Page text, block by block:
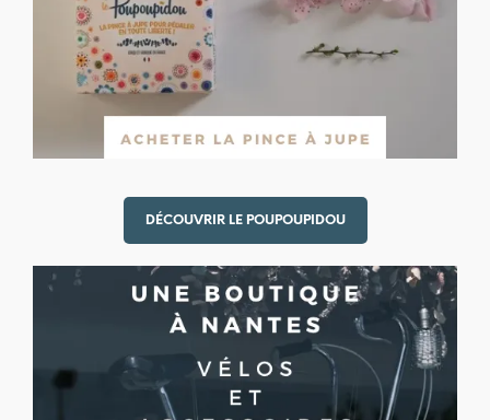
DÉCOUVRIR LE POUPOUPIDOU